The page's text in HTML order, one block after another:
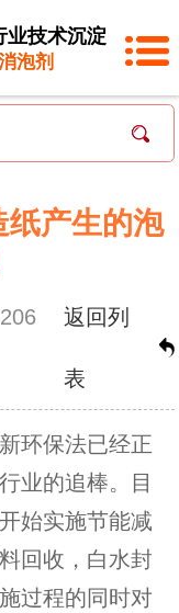
业技术沉淀
泡剂
纸产生的泡
返回列
表
环保法已经正
业的追棒。目
始实施节能减
回收，白水封
过程的同时对